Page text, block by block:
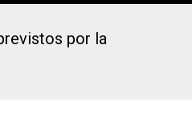
por la